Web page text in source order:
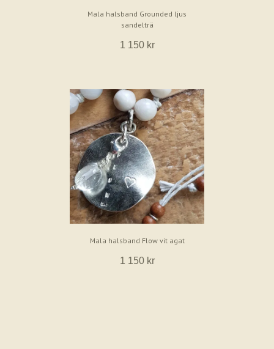
Mala halsband Grounded ljus
sandelträ
1 150 kr
Mala halsband Flow vit agat
1 150 kr